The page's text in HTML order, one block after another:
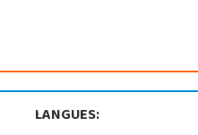
LANGUES: